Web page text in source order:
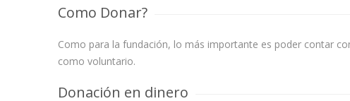
Como Donar?
Como para la fundación, lo más importante es poder contar
como voluntario.
Donación en dinero